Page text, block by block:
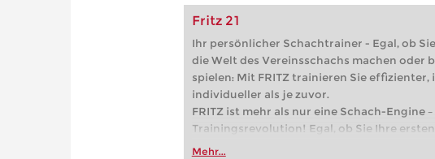
Fritz 21
Ihr persönlicher Schachtrainer - Egal, ob
die Welt des Vereinsschachs machen oder
spielen: Mit FRITZ trainieren Sie
individueller als je zuvor.
FRITZ ist mehr als nur eine Schach-Engine
Trainingsrevolution! Egal, ob Sie Ihre
Vereinsschachs machen oder bereits auf
Mehr...